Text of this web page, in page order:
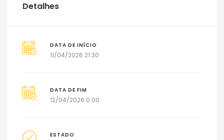
Detalhes
DATA DE INÍCIO
11/04/2026 21:30
DATA DE FIM
12/04/2026 0:00
ESTADO